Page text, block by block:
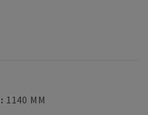
: 1140 MM